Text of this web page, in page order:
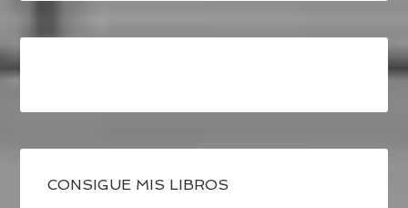
CONSIGUE MIS LIBROS